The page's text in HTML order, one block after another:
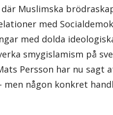
Muslimska
med
med dolda
smygislamism på
Persson har nu sagt
någon konkret